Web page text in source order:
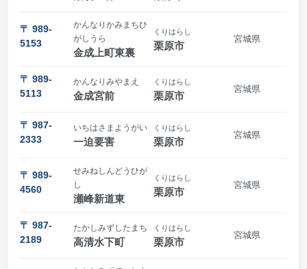
〒 989-
5153
かんなりかみまちひ
がしうら
金成上町東裏
くりはらし
栗原市
宮城県
〒 989-
5113
かんなりみやまえ
金成宮前
くりはらし
栗原市
宮城県
〒 987-
2333
いちはさまようがい
一迫要害
くりはらし
栗原市
宮城県
〒 989-
4560
せみねしんどうひが
し
瀬峰新道東
くりはらし
栗原市
宮城県
〒 987-
2189
たかしみずしたまち
高清水下町
くりはらし
栗原市
宮城県